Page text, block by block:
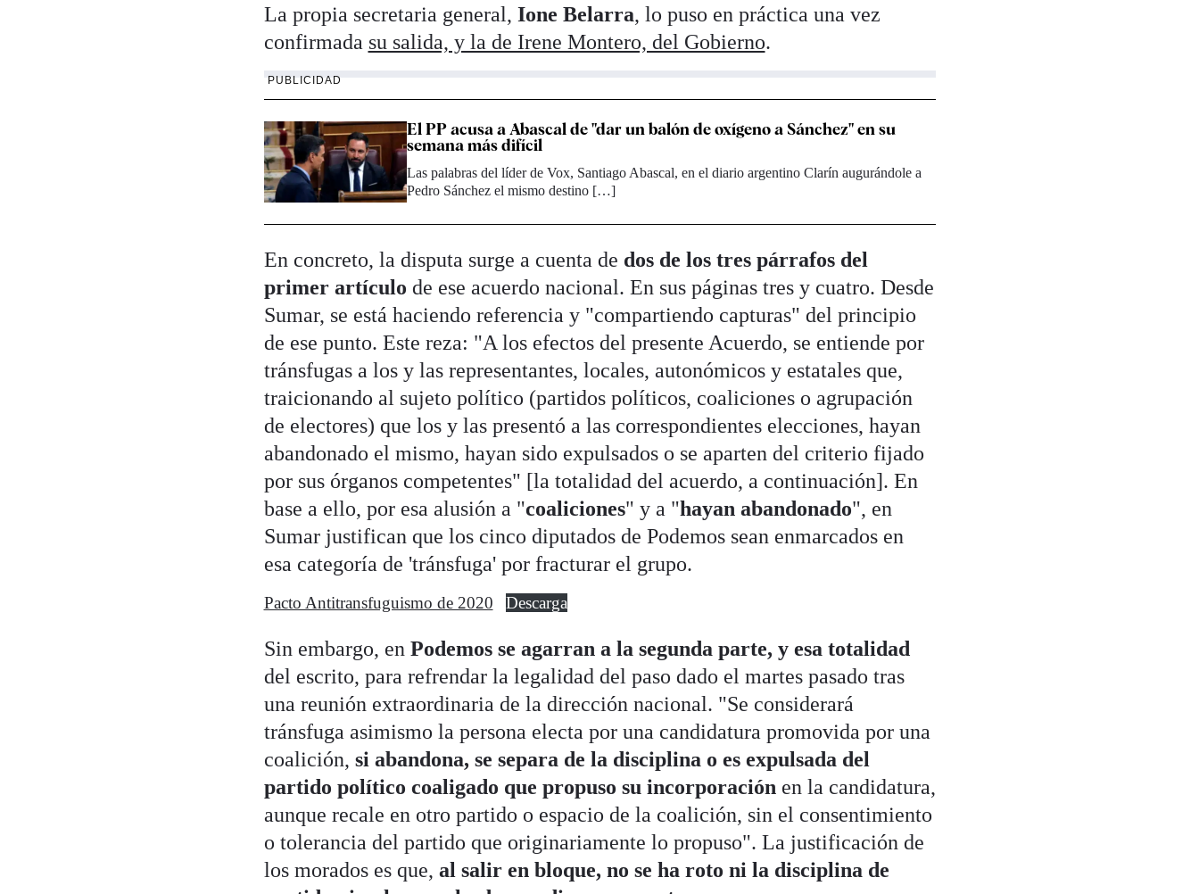
La propia secretaria general, Ione Belarra, lo puso en práctica una vez
confirmada su salida, y la de Irene Montero, del Gobierno.
PUBLICIDAD
El PP acusa a Abascal de "dar un balón de oxígeno a Sánchez" en su
semana más difícil
Las palabras del líder de Vox, Santiago Abascal, en el diario argentino Clarín augurándole a
Pedro Sánchez el mismo destino […]
En concreto, la disputa surge a cuenta de dos de los tres párrafos del
primer artículo de ese acuerdo nacional. En sus páginas tres y cuatro. Desde
Sumar, se está haciendo referencia y "compartiendo capturas" del principio
de ese punto. Este reza: "A los efectos del presente Acuerdo, se entiende por
tránsfugas a los y las representantes, locales, autonómicos y estatales que,
traicionando al sujeto político (partidos políticos, coaliciones o agrupación
de electores) que los y las presentó a las correspondientes elecciones, hayan
abandonado el mismo, hayan sido expulsados o se aparten del criterio fijado
por sus órganos competentes" [la totalidad del acuerdo, a continuación]. En
base a ello, por esa alusión a "coaliciones" y a "hayan abandonado", en
Sumar justifican que los cinco diputados de Podemos sean enmarcados en
esa categoría de 'tránsfuga' por fracturar el grupo.
Pacto Antitransfuguismo de 2020 Descarga
Sin embargo, en Podemos se agarran a la segunda parte, y esa totalidad
del escrito, para refrendar la legalidad del paso dado el martes pasado tras
una reunión extraordinaria de la dirección nacional. "Se considerará
tránsfuga asimismo la persona electa por una candidatura promovida por una
coalición, si abandona, se separa de la disciplina o es expulsada del
partido político coaligado que propuso su incorporación en la candidatura,
aunque recale en otro partido o espacio de la coalición, sin el consentimiento
o tolerancia del partido que originariamente lo propuso". La justificación de
los morados es que, al salir en bloque, no se ha roto ni la disciplina de